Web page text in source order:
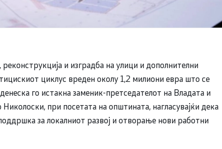
и изградба на улици и дополнителни
циклус вреден околу 1,2 милиони евра што се
го истакна заменик-претседателот на Владата и
при посетата на општината, нагласувајќи дека
за локалниот развој и отворање нови работни